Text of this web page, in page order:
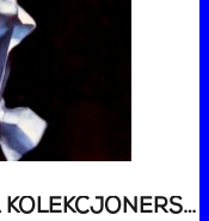
58 AUKCJA SZTUKI - AUKCJA KOLEKCJONERSKA